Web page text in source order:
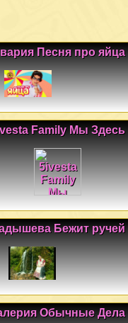
Песня про яйца
Family Мы Здесь
Бежит ручей
Обычные Дела